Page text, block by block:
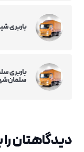
باربری
باربری
دیدگاهتان